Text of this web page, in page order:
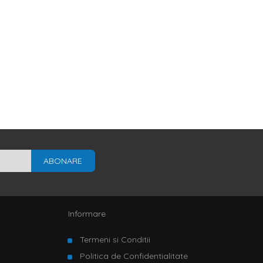
ABONARE
Informare
Termeni si Conditii
Politica de Confidentialitate